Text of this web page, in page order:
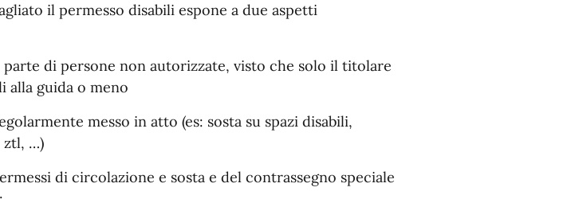
il permesso disabili espone a due aspetti
parte di persone non autorizzate, visto che solo il titolare
alla guida o meno
messo in atto (es: sosta su spazi disabili,
ztl, …)
di circolazione e sosta e del contrassegno speciale